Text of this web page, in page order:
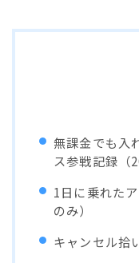
無課金でも入
ス参戦記録（
1日に乗れた
のみ）
キャンセル拾